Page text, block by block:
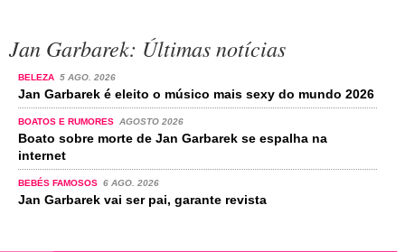
Jan Garbarek: Últimas notícias
BELEZA 5 AGO. 2026
Jan Garbarek é eleito o músico mais sexy do mundo 2026
BOATOS E RUMORES AGOSTO 2026
Boato sobre morte de Jan Garbarek se espalha na
internet
BEBÉS FAMOSOS 6 AGO. 2026
Jan Garbarek vai ser pai, garante revista